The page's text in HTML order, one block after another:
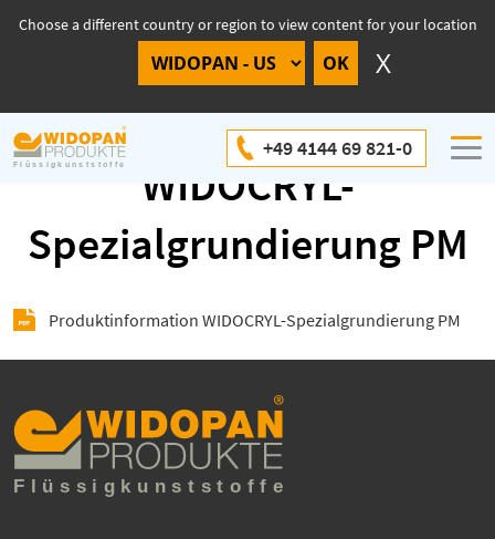
Choose a different country or region to view content for your location
+49 4144 69 821-0
Produktinformation
WIDOCRYL-
Spezialgrundierung PM
Produktinformation WIDOCRYL-Spezialgrundierung PM